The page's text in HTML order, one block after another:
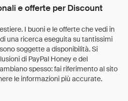
e offerte per Discount